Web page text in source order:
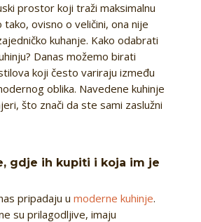
prostor koji traži maksimalnu
ovisno o veličini, ona nije
kuhanje. Kako odabrati
Danas možemo birati
koji često variraju između
oblika. Navedene kuhinje
što znači da ste sami zaslužni
gdje ih kupiti i koja im je
pripadaju u moderne kuhinje.
su prilagodljive, imaju